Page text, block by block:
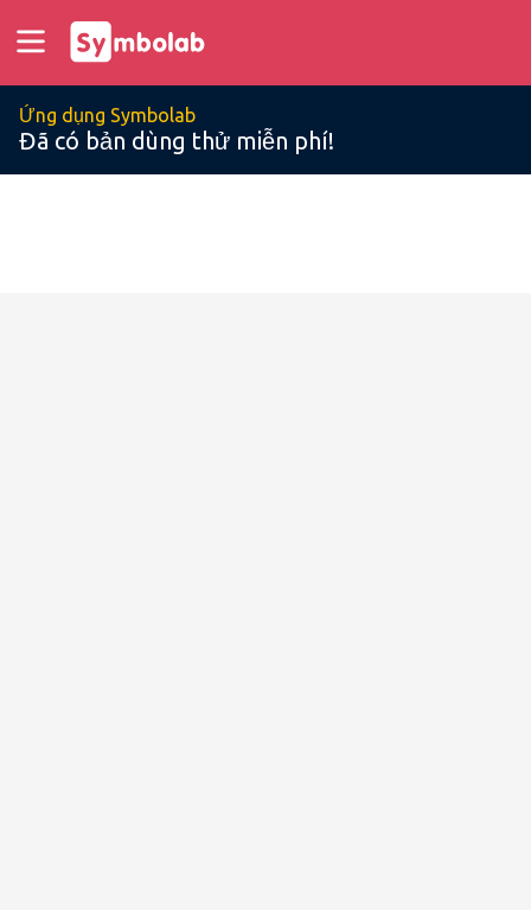
Ứng dụng Symbolab
Đã có bản dùng thử miễn phí!